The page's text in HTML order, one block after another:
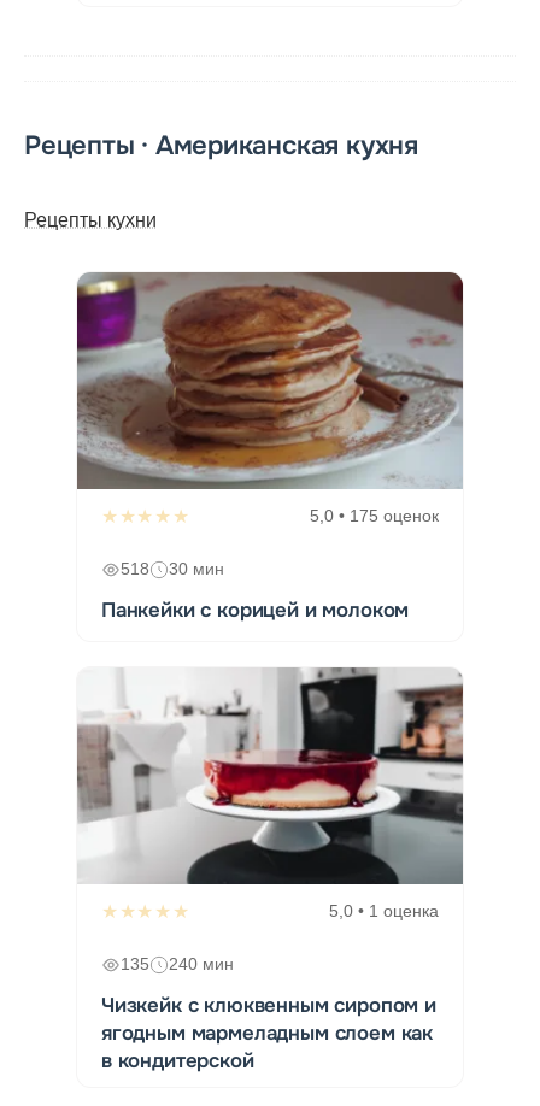
Рецепты · Американская кухня
Рецепты кухни
★★★★★ 5,0 • 175 оценок
518 30 мин
Панкейки с корицей и молоком
★★★★★ 5,0 • 1 оценка
135 240 мин
Чизкейк с клюквенным сиропом и
ягодным мармеладным слоем как
в кондитерской